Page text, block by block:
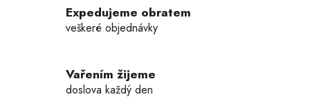
k
y
p
Expedujeme obratem
veškeré objednávky
Vařením žijeme
doslova každý den